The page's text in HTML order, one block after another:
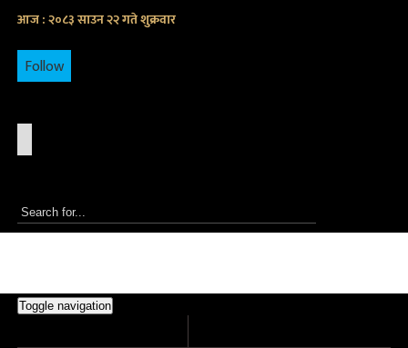
आज : २०८३ साउन २२ गते शुक्रवार
Follow
Toggle navigation